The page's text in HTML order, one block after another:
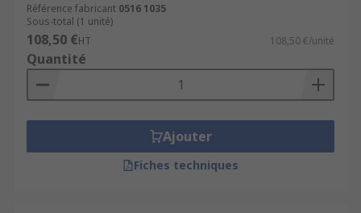
Référence fabricant 0516 1035
Sous-total (1 unité)
108,50 €HT 108,50 €/unité
Quantité
Ajouter
Fiches techniques